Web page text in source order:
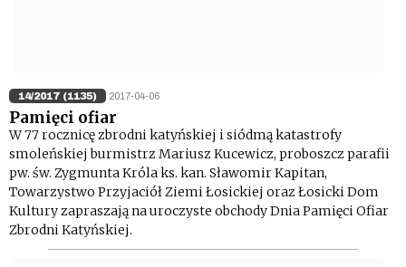
14/2017 (1135) 2017-04-06
Pamięci ofiar
W 77 rocznicę zbrodni katyńskiej i siódmą katastrofy
smoleńskiej burmistrz Mariusz Kucewicz, proboszcz parafii
pw. św. Zygmunta Króla ks. kan. Sławomir Kapitan,
Towarzystwo Przyjaciół Ziemi Łosickiej oraz Łosicki Dom
Kultury zapraszają na uroczyste obchody Dnia Pamięci Ofiar
Zbrodni Katyńskiej.